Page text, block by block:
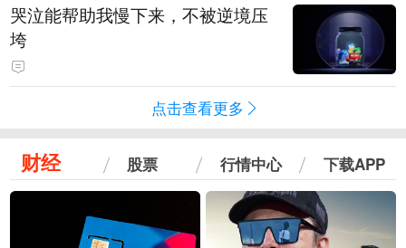
哭泣能帮助我慢下来，不被逆境压
垮
点击查看更多
财经 股票 行情中心 下载APP